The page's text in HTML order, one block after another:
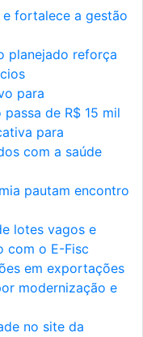
fortalece a gestão
planejado reforça
para
de R$ 15 mil
para
com a saúde
pautam encontro
lotes vagos e
com o E-Fisc
em exportações
modernização e
no site da